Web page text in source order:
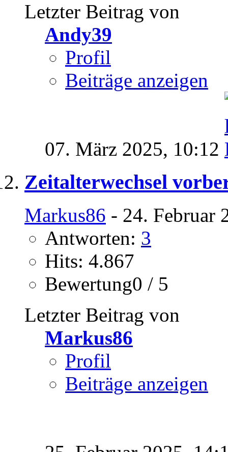
Letzter Beitrag von
Andy39
Profil
Beiträge anzeigen
07. März 2025, 10:12
Zeitalterwechsel
Markus86 - 24. Februar
Antworten: 3
Hits: 4.867
Bewertung0 / 5
Letzter Beitrag von
Markus86
Profil
Beiträge anzeigen